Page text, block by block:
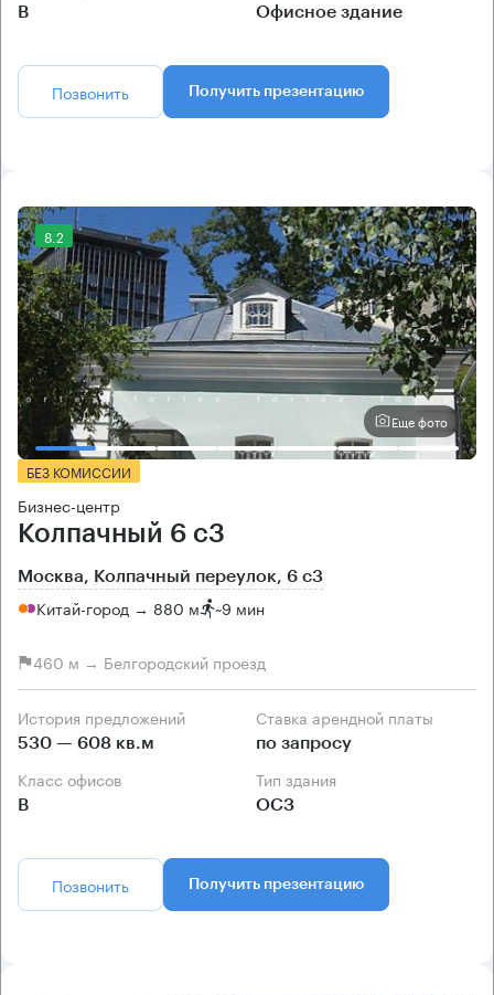
B Офисное здание
Позвонить Получить презентацию
8.2
Еще фото
БЕЗ КОМИССИИ
Бизнес-центр
Колпачный 6 с3
Москва, Колпачный переулок, 6 с3
Китай-город → 880 м ~9 мин
460 м → Белгородский проезд
История предложений
530 — 608 кв.м
Ставка арендной платы
по запросу
Класс офисов
B
Тип здания
ОСЗ
Позвонить Получить презентацию